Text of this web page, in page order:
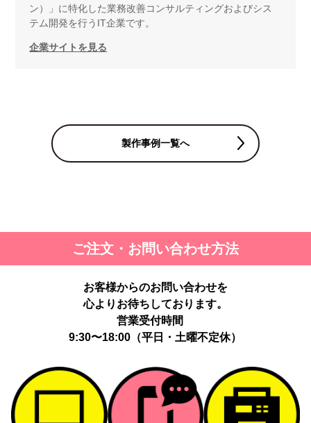
ン）」に特化した業務改善コンサルティングおよびシス
テム開発を行うIT企業です。
企業サイトを見る
製作事例一覧へ
ご注文・お問い合わせ方法
お客様からのお問い合わせを
心よりお待ちしております。
営業受付時間
9:30〜18:00（平日・土曜不定休）